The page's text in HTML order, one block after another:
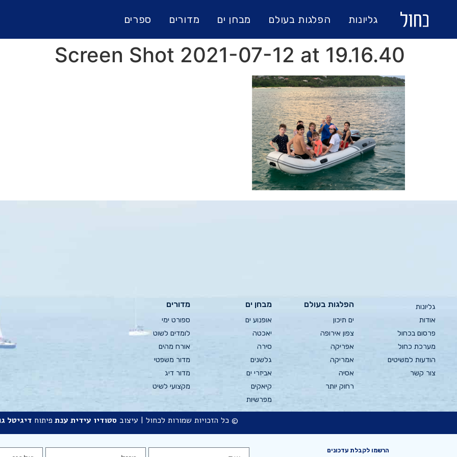
גליונות הפלגות בעולם מבחן ים מדורים ספרים
Screen Shot 2021-07-12 at 19.16.40
גליונות
אודות
פרסום בכחול
מערכת כחול
הודעות למשיטים
צור קשר
הפלגות בעולם
ים תיכון
צפון אירופה
אפריקה
אמריקה
אסיה
רחוק יותר
מבחן ים
אופנוע ים
יאכטה
סירה
גלשנים
אביזרי ים
קיאקים
מפרשיות
מדורים
ספורט ימי
לומדים לשוט
אורח מהים
מדור משפטי
מדור דיג
מקצועי לשיט
© כל הזכויות שמורות לכחול | עיצובסטודיו עידית ענת פיתוח דיגיטל
הרשמו לקבלת עדכונים